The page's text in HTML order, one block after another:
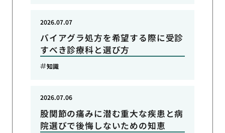
バイアグラ処方を希望する際に受診
すべき診療科と選び方
2026.07.07
知識
股関節の痛みに潜む重大な疾患と病
院選びで後悔しないための知恵
2026.07.06